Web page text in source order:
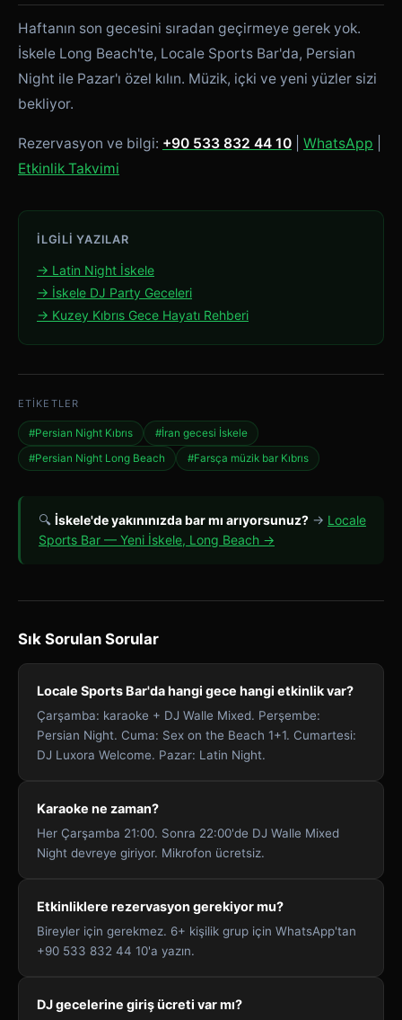
Haftanın son gecesini sıradan geçirmeye gerek yok.
İskele Long Beach'te, Locale Sports Bar'da, Persian
Night ile Pazar'ı özel kılın. Müzik, içki ve yeni yüzler sizi
bekliyor.
Rezervasyon ve bilgi: +90 533 832 44 10 WhatsApp
Etkinlik Takvimi
İLGILI YAZILAR
→ Latin Night İskele
→ İskele DJ Party Geceleri
→ Kuzey Kıbrıs Gece Hayatı Rehberi
ETIKETLER
#Persian Night Kıbrıs
#İran gecesi İskele
#Persian Night Long Beach
#Farsça müzik bar Kıbrıs
🔍 İskele'de yakınınızda bar mı arıyorsunuz? → Locale
Sports Bar — Yeni İskele, Long Beach →
Sık Sorulan Sorular
Locale Sports Bar'da hangi gece hangi etkinlik var?
Çarşamba: karaoke + DJ Walle Mixed. Perşembe:
Persian Night. Cuma: Sex on the Beach 1+1. Cumartesi:
DJ Luxora Welcome. Pazar: Latin Night.
Karaoke ne zaman?
Her Çarşamba 21:00. Sonra 22:00'de DJ Walle Mixed
Night devreye giriyor. Mikrofon ücretsiz.
Etkinliklere rezervasyon gerekiyor mu?
Bireyler için gerekmez. 6+ kişilik grup için WhatsApp'tan
+90 533 832 44 10'a yazın.
DJ gecelerine giriş ücreti var mı?